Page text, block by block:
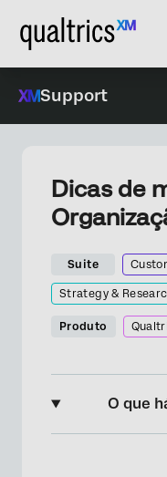
Support
Dicas de
Suite
Strategy &
Produto
O que